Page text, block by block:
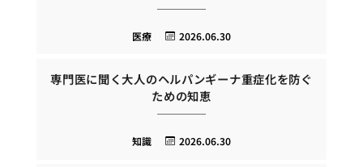
2026.06.30
医療
専門医に聞く大人のヘルパンギーナ重症化を防ぐ
ための知恵
2026.06.30
知識